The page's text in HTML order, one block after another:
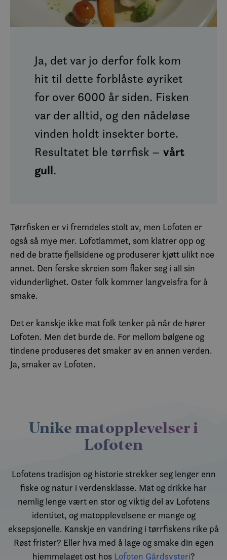
Ja, det var jo derfor folk kom
hit til dette forblåste øyriket
for over 6000 år siden. Fisken
var der alltid, og den nådeløse
vinden holdt insekter borte.
Resultatet ble tørrfisk – vårt
gull.
Tørrfisken er vi fremdeles stolt av, men Lofoten er
også så mye mer. Lofotlammet, som klatrer opp og
ned de bratte fjellsidene og produserer kjøtt ulikt noe
annet. Den ferske skreien som flaker seg i all sin
vidunderlighet. Oster folk kommer langveisfra for å
smake.
Det er kanskje ikke mat folk tenker på når de hører
Lofoten. Men det burde de. For mellom bølgene og
tindene produseres det smaker av en annen verden.
Ja, smaker av Lofoten.
Unike matopplevelser i
Lofoten
Lofotens tradisjon og historie strekker seg lenger enn
fiske og natur i verdensklasse. Mat og drikke har
nemlig lenge vært en stor og viktig del av Lofotens
identitet, og matopplevelsene er mange og
eksepsjonelle. Kanskje en vandring i tørrfiskens rike på
Røst frister? Eller hva med å lage og smake din egen
hjemmelaget ost hos Lofoten Gårdsysteri?